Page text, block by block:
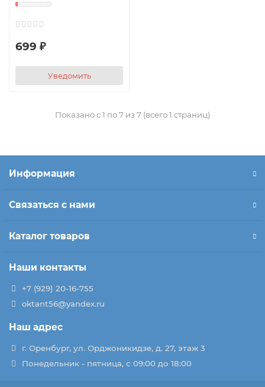
699 ₽
Уведомить
Показано с 1 по 7 из 7 (всего 1 страниц)
Информация
Связаться с нами
Каталог товаров
Наши контакты
+7 (929) 20-16-755
oktant56@yandex.ru
Наш адрес
г. Оренбург, ул. Орджоникидзе, д. 27, этаж 3
Понедельник - пятница, с 09:00 до 18:00